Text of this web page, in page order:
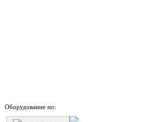
Оборудование по: